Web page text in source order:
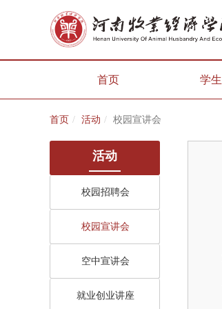
首页 学生
首页 活动 校园宣讲会
活动
校园招聘会
校园宣讲会
空中宣讲会
就业创业讲座